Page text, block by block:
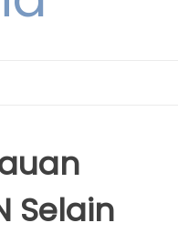
Selain